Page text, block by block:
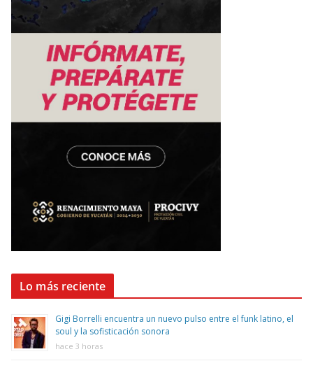
Lo más reciente
Gigi Borrelli encuentra un nuevo pulso entre el funk latino, el
soul y la sofisticación sonora
hace 3 horas